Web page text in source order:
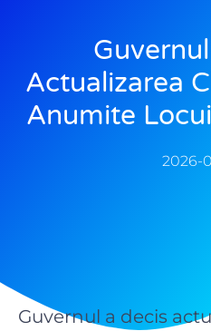
Actualizarea
Anumite
2026-
Guvernul a decis